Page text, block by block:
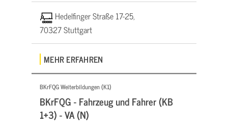
Hedelfinger Straße 17-25,
70327 Stuttgart
MEHR ERFAHREN
BKrFQG Weiterbildungen (K1)
BKrFQG - Fahrzeug und Fahrer (KB
1+3) - VA (N)